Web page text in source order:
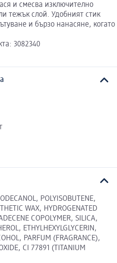
и смесва изключително
тежък слой. Удобният стик
и бързо нанасяне, когато
3082340
POLYISOBUTENE,
WAX, HYDROGENATED
COPOLYMER, SILICA,
ETHYLHEXYLGLYCERIN,
PARFUM (FRAGRANCE),
CI 77891 (TITANIUM